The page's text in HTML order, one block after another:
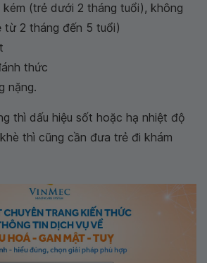
kém (trẻ dưới 2 tháng tuổi), không
từ 2 tháng đến 5 tuổi)
thức
nặng.
thì dấu hiệu sốt hoặc hạ nhiệt độ
thì cũng cần đưa trẻ đi khám